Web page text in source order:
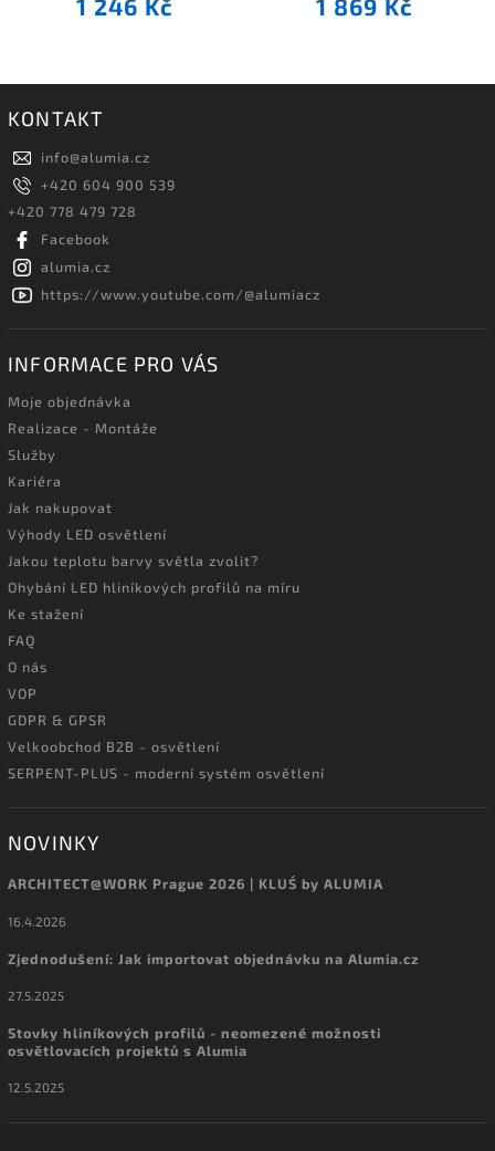
1 246 Kč 1 869 Kč
KONTAKT
info@alumia.cz
+420 604 900 539
+420 778 479 728
Facebook
alumia.cz
https://www.youtube.com/@alumiacz
INFORMACE PRO VÁS
Moje objednávka
Realizace - Montáže
Služby
Kariéra
Jak nakupovat
Výhody LED osvětlení
Jakou teplotu barvy světla zvolit?
Ohybání LED hliníkových profilů na míru
Ke stažení
FAQ
O nás
VOP
GDPR & GPSR
Velkoobchod B2B - osvětlení
SERPENT-PLUS - moderní systém osvětlení
NOVINKY
ARCHITECT@WORK Prague 2026 | KLUŚ by ALUMIA
16.4.2026
Zjednodušení: Jak importovat objednávku na Alumia.cz
27.5.2025
Stovky hliníkových profilů - neomezené možnosti
osvětlovacích projektů s Alumia
12.5.2025